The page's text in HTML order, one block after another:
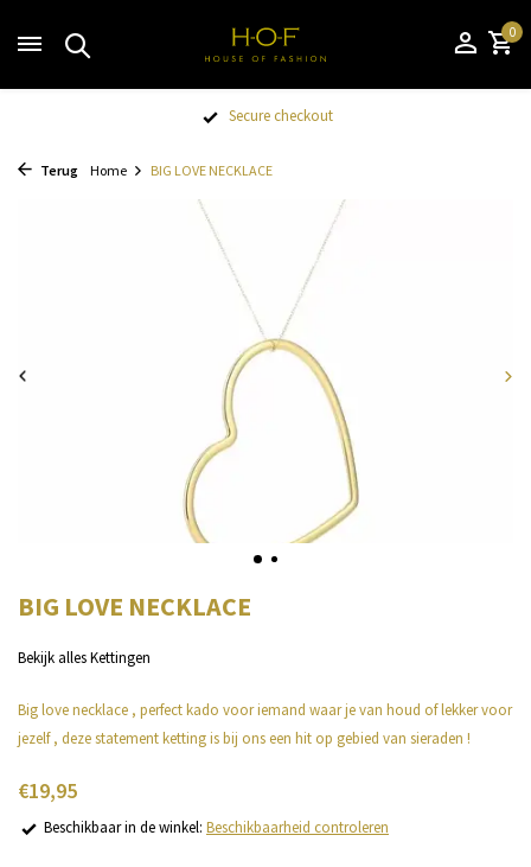
0
Secure checkout
Terug Home BIG LOVE NECKLACE
BIG LOVE NECKLACE
Bekijk alles Kettingen
Big love necklace , perfect kado voor iemand waar je van houd of lekker voor
jezelf , deze statement ketting is bij ons een hit op gebied van sieraden !
€19,95
Beschikbaar in de winkel: Beschikbaarheid controleren